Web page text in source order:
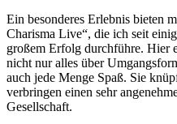
Ein besonderes Erlebnis bieten
Charisma Live“, die ich seit
großem Erfolg durchführe. Hier
nicht nur alles über
auch jede Menge Spaß. Sie
verbringen einen sehr
Gesellschaft.